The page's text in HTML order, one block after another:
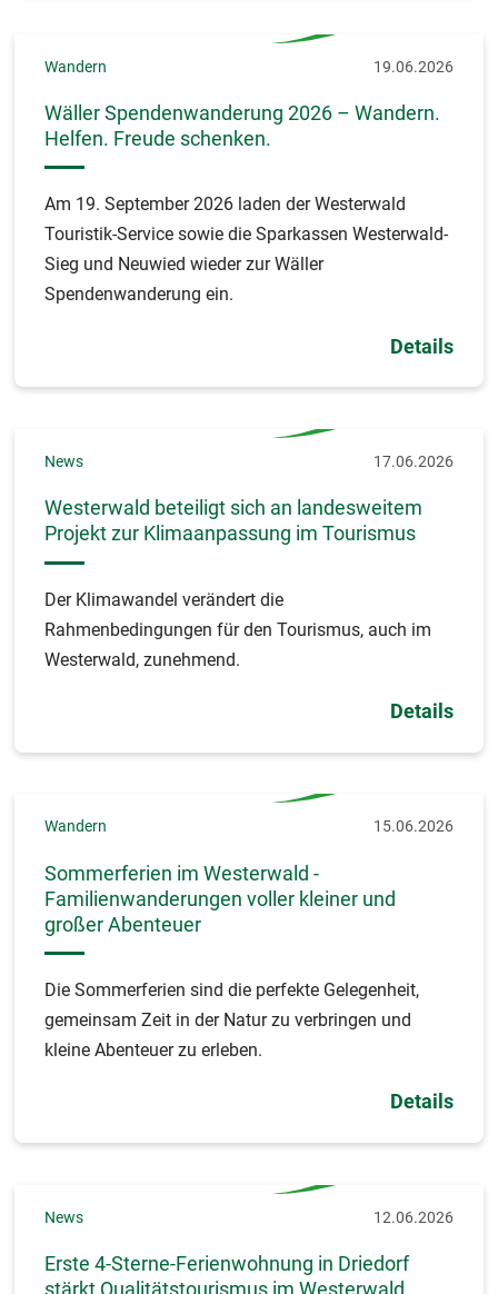
Wandern 19.06.2026
Wäller Spendenwanderung 2026 – Wandern.
Helfen. Freude schenken.
Am 19. September 2026 laden der Westerwald
Touristik-Service sowie die Sparkassen Westerwald-
Sieg und Neuwied wieder zur Wäller
Spendenwanderung ein.
Details
News 17.06.2026
Westerwald beteiligt sich an landesweitem
Projekt zur Klimaanpassung im Tourismus
Der Klimawandel verändert die
Rahmenbedingungen für den Tourismus, auch im
Westerwald, zunehmend.
Details
Wandern 15.06.2026
Sommerferien im Westerwald -
Familienwanderungen voller kleiner und
großer Abenteuer
Die Sommerferien sind die perfekte Gelegenheit,
gemeinsam Zeit in der Natur zu verbringen und
kleine Abenteuer zu erleben.
Details
News 12.06.2026
Erste 4-Sterne-Ferienwohnung in Driedorf
stärkt Qualitätstourismus im Westerwald